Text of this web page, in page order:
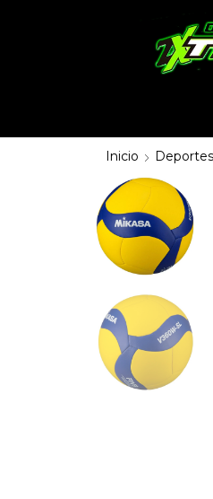
Inicio Deportes